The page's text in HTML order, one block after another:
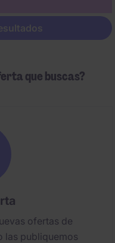
que buscas?
ofertas de
las publiquemos